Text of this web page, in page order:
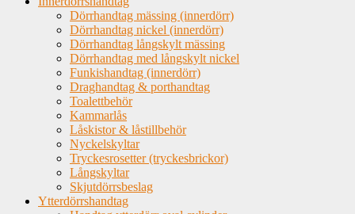
Dörrhandtag mässing (innerdörr)
Dörrhandtag nickel (innerdörr)
Dörrhandtag långskylt mässing
Dörrhandtag med långskylt nickel
Funkishandtag (innerdörr)
Draghandtag & porthandtag
Toalettbehör
Kammarlås
Låskistor & låstillbehör
Nyckelskyltar
Tryckesrosetter (tryckesbrickor)
Långskyltar
Skjutdörrsbeslag
Ytterdörrshandtag